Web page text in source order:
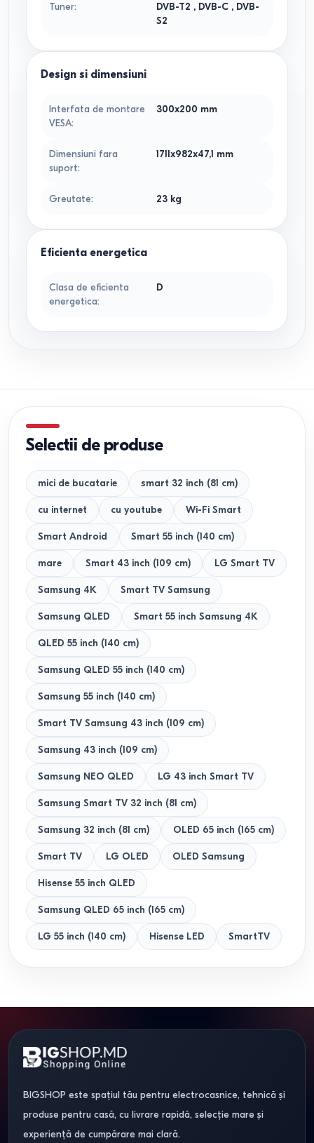
Tuner: DVB-T2 , DVB-C , DVB-
S2
Design si dimensiuni
Interfata de montare
VESA:
300x200 mm
Dimensiuni fara
suport:
1711x982x47,1 mm
Greutate: 23kg
Eficienta energetica
Clasa de eficienta
energetica:
D
Selectii de produse
mici de bucatarie smart 32 inch (81 cm)
cu internet cu youtube Wi-Fi Smart
Smart Android Smart 55 inch (140 cm)
mare Smart 43 inch (109 cm) LG Smart TV
Samsung 4K Smart TV Samsung
Samsung QLED Smart 55 inch Samsung 4K
QLED 55 inch (140 cm)
Samsung QLED 55 inch (140 cm)
Samsung 55 inch (140 cm)
Smart TV Samsung 43 inch (109 cm)
Samsung 43 inch (109 cm)
Samsung NEO QLED LG 43 inch Smart TV
Samsung Smart TV 32 inch (81 cm)
Samsung 32 inch (81 cm) OLED 65 inch (165 cm)
Smart TV LG OLED OLED Samsung
Hisense 55 inch QLED
Samsung QLED 65 inch (165 cm)
LG 55 inch (140 cm) Hisense LED SmartTV
BIGSHOP este spațiul tău pentru electrocasnice, tehnică și
produse pentru casă, cu livrare rapidă, selecție mare și
experiență de cumpărare mai clară.